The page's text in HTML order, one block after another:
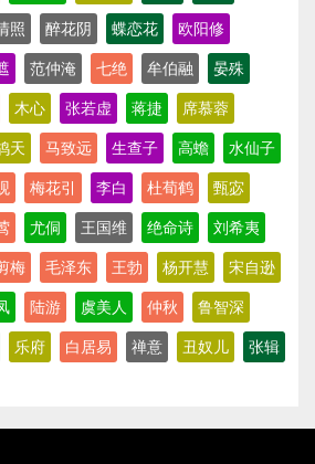
照 醉花阴 蝶恋花 欧阳修
范仲淹 七绝 牟伯融 晏殊
木心 张若虚 蒋捷 席慕蓉
天 马致远 生查子 高蟾 水仙子
梅花引 李白 杜荀鹤 甄宓
尤侗 王国维 绝命诗 刘希夷
梅 毛泽东 王勃 杨开慧 宋自逊
陆游 虞美人 仲秋 鲁智深
乐府 白居易 禅意 丑奴儿 张辑